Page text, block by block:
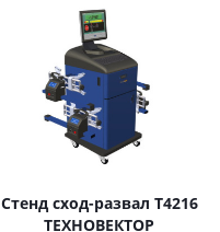
Стенд сход-развал Т4216
ТЕХНОВЕКТОР